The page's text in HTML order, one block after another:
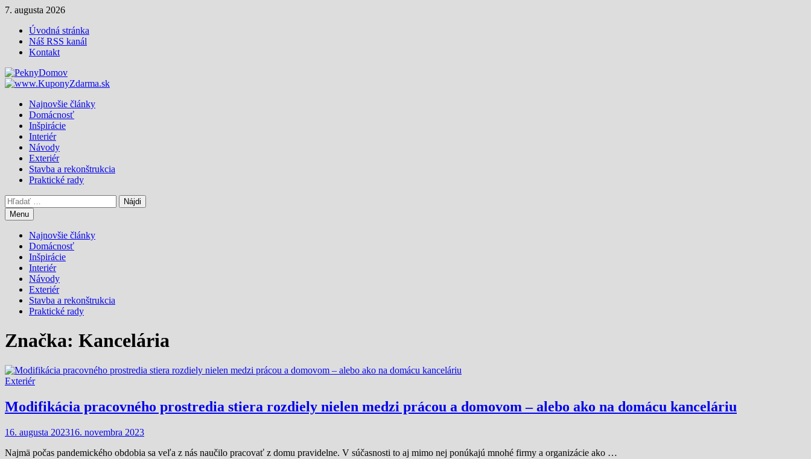
Skip
content
7. augusta 2026
Úvodná stránka
Náš RSS kanál
Kontakt
Najnovšie články
Domácnosť
Inšpirácie
Interiér
Návody
Exteriér
Stavba a rekonštrukcia
Praktické rady
Hľadať:
Menu
Najnovšie články
Domácnosť
Inšpirácie
Interiér
Návody
Exteriér
Stavba a rekonštrukcia
Praktické rady
Značka: Kancelária
Exteriér
Modifikácia pracovného prostredia stiera rozdiely nielen medzi prácou a domovom – alebo ako na domácu kanceláriu
16. augusta 202316. novembra 2023
Najmä počas pandemického obdobia sa veľa z nás naučilo pracovať z domu pravidelne. V súčasnosti to aj mimo nej ponúkajú mnohé firmy a organizácie ako …